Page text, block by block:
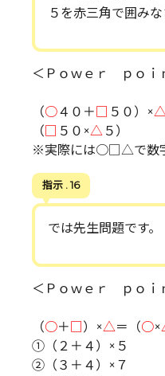
５を赤三角で囲みな
＜Ｐｏｗｅｒ ｐｏｉ
（○４０＋□ ５０）×
（□ ５０×△ ５）
※実際には○□△で数字
指示 . 16
では先生問題です。
＜Ｐｏｗｅｒ ｐｏｉ
（○＋ ）×△＝（○×
①（２＋４）×５
②（３＋４）×７